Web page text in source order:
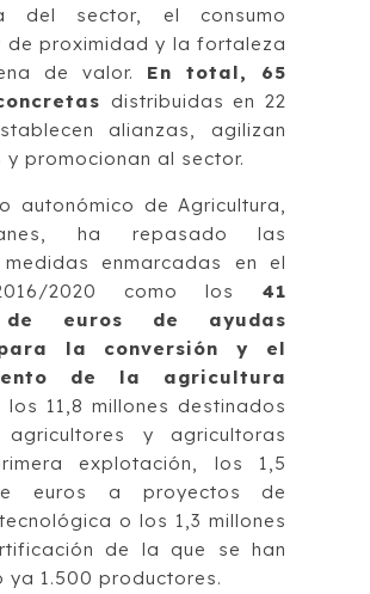
del sector, el consumo
de proximidad y la fortaleza
de valor. En total, 65
distribuidas en 22
alianzas, agilizan
promocionan al sector.
autonómico de Agricultura,
ha repasado las
enmarcadas en el
2020 como los
41
de euros de ayudas
la conversión y el
de la agricultura
los 11,8 millones destinados
y agricultoras
explotación, los 1,5
euros a proyectos de
o los 1,3 millones
de la que se han
ya 1.500 productores.